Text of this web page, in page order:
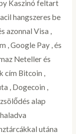
Kaszinó feltart
hangszeres be
azonnal Visa ,
, Google Pay , és
Neteller és
cím Bitcoin ,
, Dogecoin ,
alap
utána